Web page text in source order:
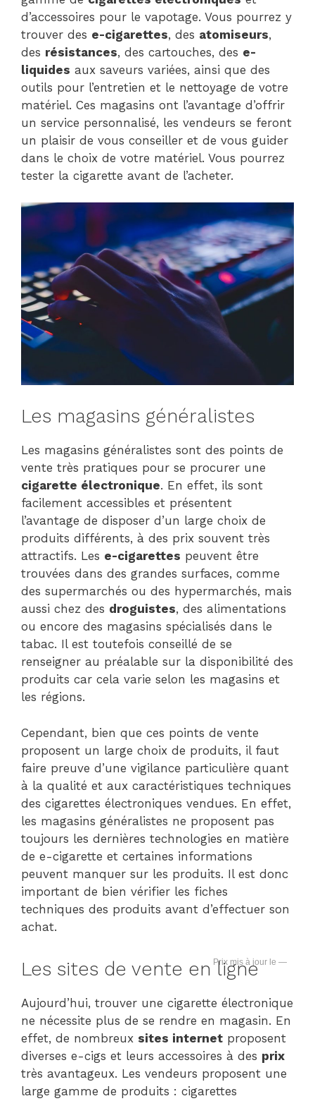
d’accessoires pour le vapotage. Vous pourrez y
trouver des e-cigarettes, des atomiseurs,
des résistances, des cartouches, des e-
liquides aux saveurs variées, ainsi que des
outils pour l’entretien et le nettoyage de votre
matériel. Ces magasins ont l’avantage d’offrir
un service personnalisé, les vendeurs se feront
un plaisir de vous conseiller et de vous guider
dans le choix de votre matériel. Vous pourrez
tester la cigarette avant de l’acheter.
Les magasins généralistes
Les magasins généralistes sont des points de
vente très pratiques pour se procurer une
cigarette électronique. En effet, ils sont
facilement accessibles et présentent
l’avantage de disposer d’un large choix de
produits différents, à des prix souvent très
attractifs. Les e-cigarettes peuvent être
trouvées dans des grandes surfaces, comme
des supermarchés ou des hypermarchés, mais
aussi chez des droguistes, des alimentations
ou encore des magasins spécialisés dans le
tabac. Il est toutefois conseillé de se
renseigner au préalable sur la disponibilité des
produits car cela varie selon les magasins et
les régions.
Cependant, bien que ces points de vente
proposent un large choix de produits, il faut
faire preuve d’une vigilance particulière quant
à la qualité et aux caractéristiques techniques
des cigarettes électroniques vendues. En effet,
les magasins généralistes ne proposent pas
toujours les dernières technologies en matière
de e-cigarette et certaines informations
peuvent manquer sur les produits. Il est donc
important de bien vérifier les fiches
techniques des produits avant d’effectuer son
achat.
—
Les sites de vente en ligne
Aujourd’hui, trouver une cigarette électronique
ne nécessite plus de se rendre en magasin. En
effet, de nombreux sites internet proposent
diverses e-cigs et leurs accessoires à des prix
très avantageux. Les vendeurs proposent une
large gamme de produits : cigarettes